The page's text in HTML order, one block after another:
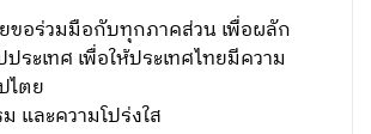
ขอร่วมมือกับทุกภาคส่วน เพื่อผลัก
ระเทศ เพื่อให้ประเทศไทยมีความ
ไตย
และความโปร่งใส